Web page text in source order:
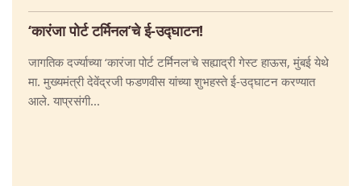
‘कारंजा पोर्ट टर्मिनल’चे ई-उद्घाटन!
जागतिक दर्ज्याच्या ‘कारंजा पोर्ट टर्मिनल’चे सह्याद्री गेस्ट हाऊस, मुंबई येथे
मा. मुख्यमंत्री देवेंद्रजी फडणवीस यांच्या शुभहस्ते ई-उद्घाटन करण्यात
आले. याप्रसंगी...